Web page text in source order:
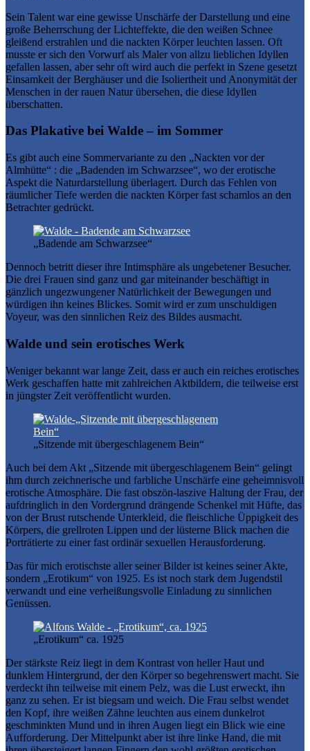
Sein Talent war eine gewisse Unschärfe der Darstellung und eine
große Beherrschung der Lichteffekte, die den weißen Schnee
gleißend erstrahlen und die nackten Körper leuchten lassen. Oft
musste er sich den Vorwurf als Maler von allzu lieblichen Idyllen
gefallen lassen, aber sehr oft wird auch die perfekt in Szene gesetzt
Einsamkeit der Berghäuser und die Isoliertheit und Anonymität der
Menschen in der rauen Natur übersehen, die diese Idyllen
überschatten.
Das Plakative bei Walde – im Sommer
Es gibt auch eine Sommervariante zu den „Nackten vor der
Almhütte“ : die „Badenden im Schwarzsee“, wo der erotische
Aspekt die Naturdarstellung überlagert. Durch das Fehlen von
räumlicher Tiefe werden die nackten Körper fast schamlos an den
Betrachter gedrückt.
„Badende am Schwarzsee“
Dennoch betritt dieser ihre Intimsphäre als ungebetener Besucher.
Die drei Frauen sind ganz und gar miteinander beschäftigt in
gänzlich ungezwungener Natürlichkeit der Bewegungen und
würdigen ihn keines Blickes. Somit wird er zum unschuldigen
Voyeur, was den sinnlichen Reiz des Bildes ausmacht.
Walde und sein erotisches Werk
Weniger bekannt war lange Zeit, dass er auch ein reiches erotisches
Werk geschaffen hatte mit zahlreichen Aktbildern, die teilweise erst
in jüngster Zeit veröffentlicht wurden.
„Sitzende mit übergeschlagenem Bein“
Auch bei dem Akt „Sitzende mit übergeschlagenem Bein“ gelingt
ihm durch zeichnerische und farbliche Unschärfe eine geheimnisvoll
erotische Atmosphäre. Die fast obszön-laszive Haltung der Frau, der
aufdringlich in den Vordergrund drängende Schenkel mit Hüfte, das
von der Brust rutschende Unterkleid, die fleischliche Üppigkeit des
Körpers, die grellroten Lippen und der lüsterne Blick machen die
Porträtierte zu einer fast ordinär sexuellen Herausforderung.
Das für mich erotischste aller seiner Bilder ist keines seiner Akte,
sondern „Erotikum“ von 1925. Es ist noch stark dem Jugendstil
verwandt und eine verheißungsvolle Einladung zu sinnlichen
Genüssen.
„Erotikum“ ca. 1925
Der stärkste Reiz liegt in dem Kontrast von heller Haut und
dunklem Hintergrund, der den Körper so begehrenswert macht. Sie
verdeckt ihn teilweise mit einem Pelz, was die Lust erweckt, ihn
ganz zu sehen. Er ist biegsam und weich. Die Frau selbst wendet
den Kopf, ihre weißen Zähne leuchten aus einem dunkelrot
geschminkten Mund und in ihren Augen liegt ein Blick wie eine
Aufforderung. Der Mittelpunkt aber ist ihre linke Hand, die mit